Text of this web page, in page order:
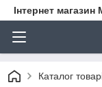
Інтернет магазин
Каталог